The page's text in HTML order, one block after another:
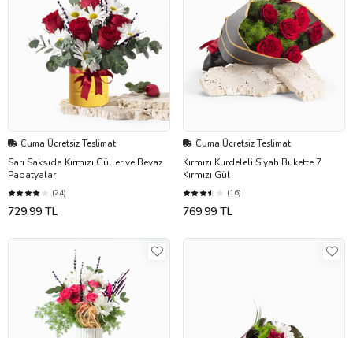
Cuma Ücretsiz Teslimat
Sarı Saksıda Kırmızı Güller ve Beyaz
Papatyalar
(24)
729,99 TL
Cuma Ücretsiz Teslimat
Kırmızı Kurdeleli Siyah Bukette 7
Kırmızı Gül
(16)
769,99 TL